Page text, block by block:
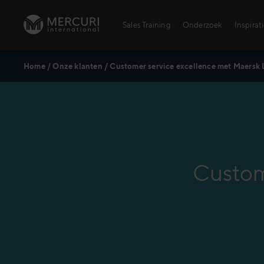
Sales Training
Sales Training
Onderzoek
Home/ Onze klanten / Customer service excellence met Maersk